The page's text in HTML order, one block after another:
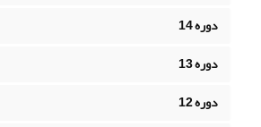
دوره 14
دوره 13
دوره 12